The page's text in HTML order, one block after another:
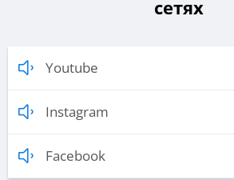
сетях
Youtube
Instagram
Facebook